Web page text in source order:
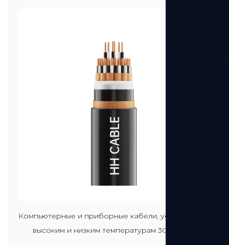
Посмотреть больше
Компьютерные и приборные кабели, устойчивые к
высоким и низким температурам 300-500 В